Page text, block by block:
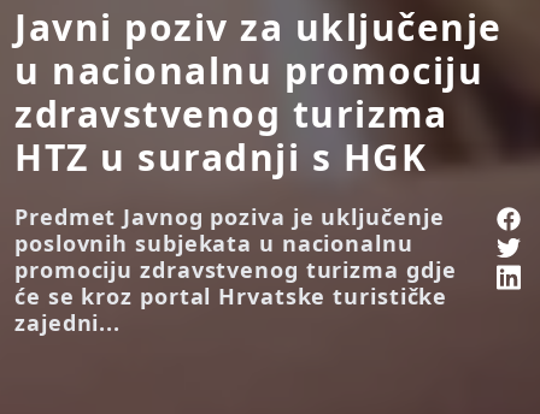
Javni poziv za uključenje
u nacionalnu promociju
zdravstvenog turizma
HTZ u suradnji s HGK
Predmet Javnog poziva je uključenje
poslovnih subjekata u nacionalnu
promociju zdravstvenog turizma gdje
će se kroz portal Hrvatske turističke
zajedni...